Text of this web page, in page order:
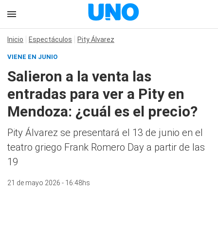
Inicio Espectáculos Pity Álvarez
VIENE EN JUNIO
Salieron a la venta las
entradas para ver a Pity en
Mendoza: ¿cuál es el precio?
Pity Álvarez se presentará el 13 de junio en el
teatro griego Frank Romero Day a partir de las
19
21 de mayo 2026 - 16:48hs